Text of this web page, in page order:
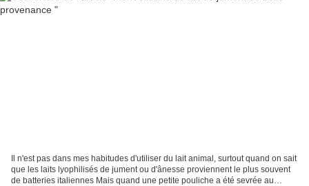
Il n'est pas dans mes habitudes d'utiliser du lait animal, surtout quand on sait
que les laits lyophilisés de jument ou d'ânesse proviennent le plus souvent
de batteries italiennes Mais quand une petite pouliche a été sevrée au